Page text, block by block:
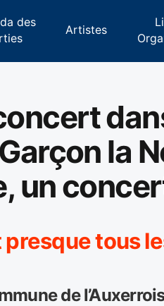
des
Artistes
la
un
tous
de